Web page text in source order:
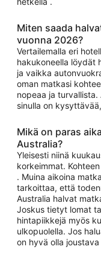
Miten saada
vuonna 2026?
Vertailemalla eri
hakukoneella löydät
ja vaikka
oman matkasi
nopeaa ja
sinulla on
Mikä on paras
Australia?
Yleisesti niinä
korkeimmat.
. Muina aikoina
tarkoittaa, että
Australia halvat
Joskus tietyt lomat
hintapiikkejä myös
ulkopuolella. Jos
on hyvä olla